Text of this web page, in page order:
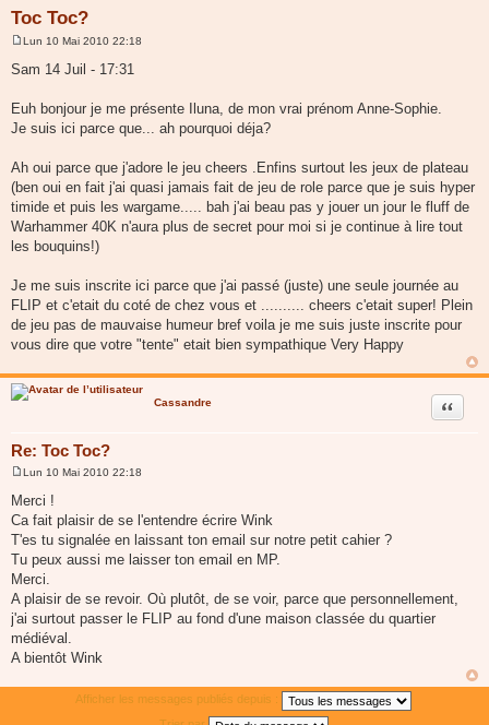
Toc Toc?
s
g
e
Lun 10 Mai 2010 22:18
Sam 14 Juil - 17:31
Euh bonjour je me présente Iluna, de mon vrai prénom Anne-Sophie.
Je suis ici parce que... ah pourquoi déja?
Ah oui parce que j'adore le jeu cheers .Enfins surtout les jeux de plateau
(ben oui en fait j'ai quasi jamais fait de jeu de role parce que je suis hyper
timide et puis les wargame..... bah j'ai beau pas y jouer un jour le fluff de
Warhammer 40K n'aura plus de secret pour moi si je continue à lire tout
les bouquins!)
Je me suis inscrite ici parce que j'ai passé (juste) une seule journée au
FLIP et c'etait du coté de chez vous et .......... cheers c'etait super! Plein
de jeu pas de mauvaise humeur bref voila je me suis juste inscrite pour
vous dire que votre "tente" etait bien sympathique Very Happy
Cassandre
Re: Toc Toc?
Citer
s
s
g
e
Lun 10 Mai 2010 22:18
Merci !
Ca fait plaisir de se l'entendre écrire Wink
T'es tu signalée en laissant ton email sur notre petit cahier ?
Tu peux aussi me laisser ton email en MP.
Merci.
A plaisir de se revoir. Où plutôt, de se voir, parce que personnellement,
j'ai surtout passer le FLIP au fond d'une maison classée du quartier
médiéval.
A bientôt Wink
Afficher les messages publiés depuis :